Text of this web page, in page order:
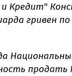
Кредит"
гривен
продать